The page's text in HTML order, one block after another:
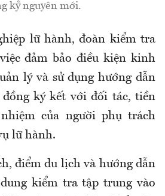
kỷ nguyên mới.
lữ hành, đoàn kiểm tra
đảm bảo điều kiện kinh
lý và sử dụng hướng dẫn
ký kết với đối tác, tiền
của người phụ trách
lữ hành.
điểm du lịch và hướng dẫn
kiểm tra tập trung vào